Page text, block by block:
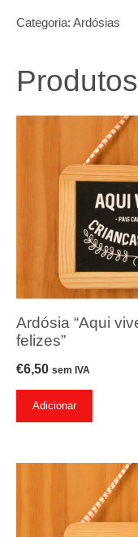
Categoria: Ardósias
Ardósia “Aqui
felizes”
€6,50 sem IVA
Adicionar